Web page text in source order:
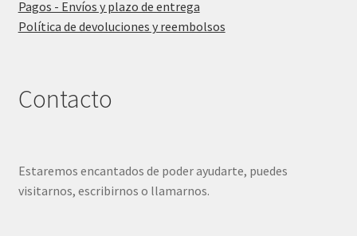
Pagos - Envíos y plazo de entrega
Política de devoluciones y reembolsos
Contacto
Estaremos encantados de poder ayudarte, puedes
visitarnos, escribirnos o llamarnos.